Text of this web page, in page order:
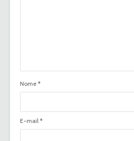
Nome *
E-mail *